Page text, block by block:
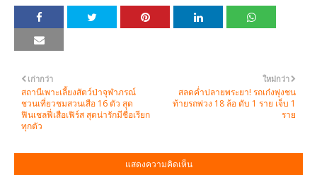
ใหม่กว่า
สลดค่ำปลายพระยา! รถเก๋งพุ่งชน
ท้ายรถพ่วง 18 ล้อ ดับ 1 ราย เจ็บ 1
ราย
เก่ากว่า
สถานีเพาะเลี้ยงสัตว์ป่าจุฬาภรณ์
ชวนเที่ยวชมสวนเสือ 16 ตัว สุด
ฟินเชลฟี่เสือเฟิร์ส สุดน่ารักมีชื่อเรียก
ทุกตัว
แสดงความคิดเห็น